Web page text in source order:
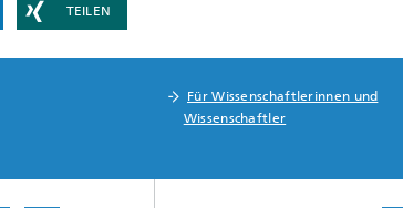
TEILEN
Für Wissenschaftlerinnen und
Wissenschaftler